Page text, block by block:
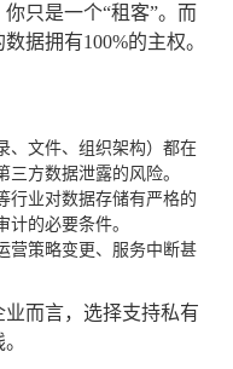
只是一个“租客”。而
据拥有100%的主权。
、文件、组织架构）都在
方数据泄露的风险。
行业对数据存储有严格的
的必要条件。
营策略变更、服务中断甚
而言，选择支持私有